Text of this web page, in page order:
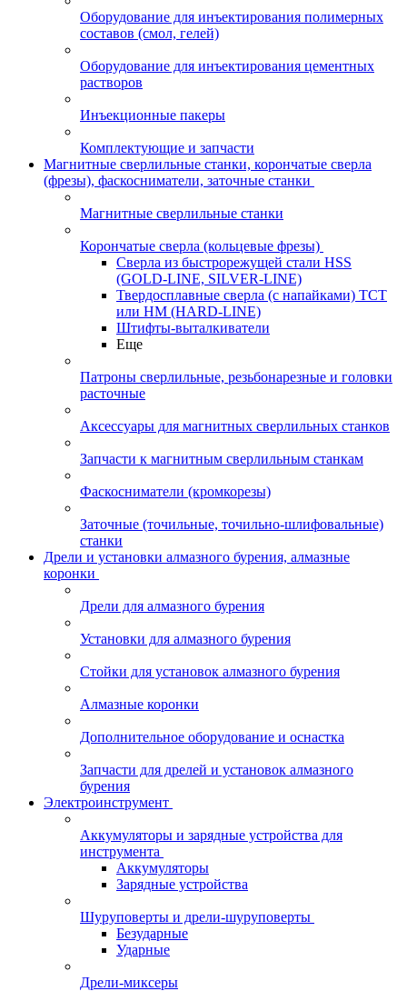
Оборудование для инъектирования полимерных
составов (смол, гелей)
Оборудование для инъектирования цементных
растворов
Инъекционные пакеры
Комплектующие и запчасти
Магнитные сверлильные станки, корончатые сверла
(фрезы), фаскосниматели, заточные станки
Магнитные сверлильные станки
Корончатые сверла (кольцевые фрезы)
Сверла из быстрорежущей стали HSS
(GOLD-LINE, SILVER-LINE)
Твердосплавные сверла (с напайками) ТСТ
или HM (HARD-LINE)
Штифты-выталкиватели
Еще
Патроны сверлильные, резьбонарезные и головки
расточные
Аксессуары для магнитных сверлильных станков
Запчасти к магнитным сверлильным станкам
Фаскосниматели (кромкорезы)
Заточные (точильные, точильно-шлифовальные)
станки
Дрели и установки алмазного бурения, алмазные
коронки
Дрели для алмазного бурения
Установки для алмазного бурения
Стойки для установок алмазного бурения
Алмазные коронки
Дополнительное оборудование и оснастка
Запчасти для дрелей и установок алмазного
бурения
Электроинструмент
Аккумуляторы и зарядные устройства для
инструмента
Аккумуляторы
Зарядные устройства
Шуруповерты и дрели-шуруповерты
Безударные
Ударные
Дрели-миксеры